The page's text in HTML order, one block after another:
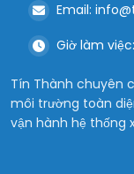
Email:
Giờ làm
Tín Thành chuyên
môi trường toàn
vận hành hệ thống